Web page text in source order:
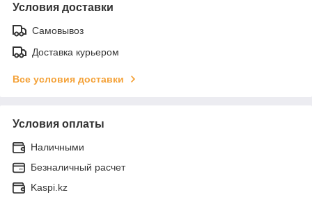
Условия доставки
Самовывоз
Доставка курьером
Все условия доставки
Условия оплаты
Наличными
Безналичный расчет
Kaspi.kz